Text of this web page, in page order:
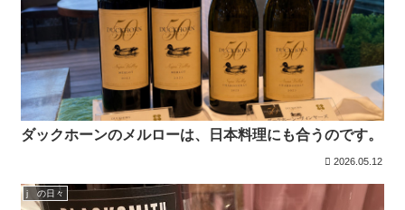
ダックホーンのメルローは、日本料理にも合うのです。
2026.05.12
j の日々